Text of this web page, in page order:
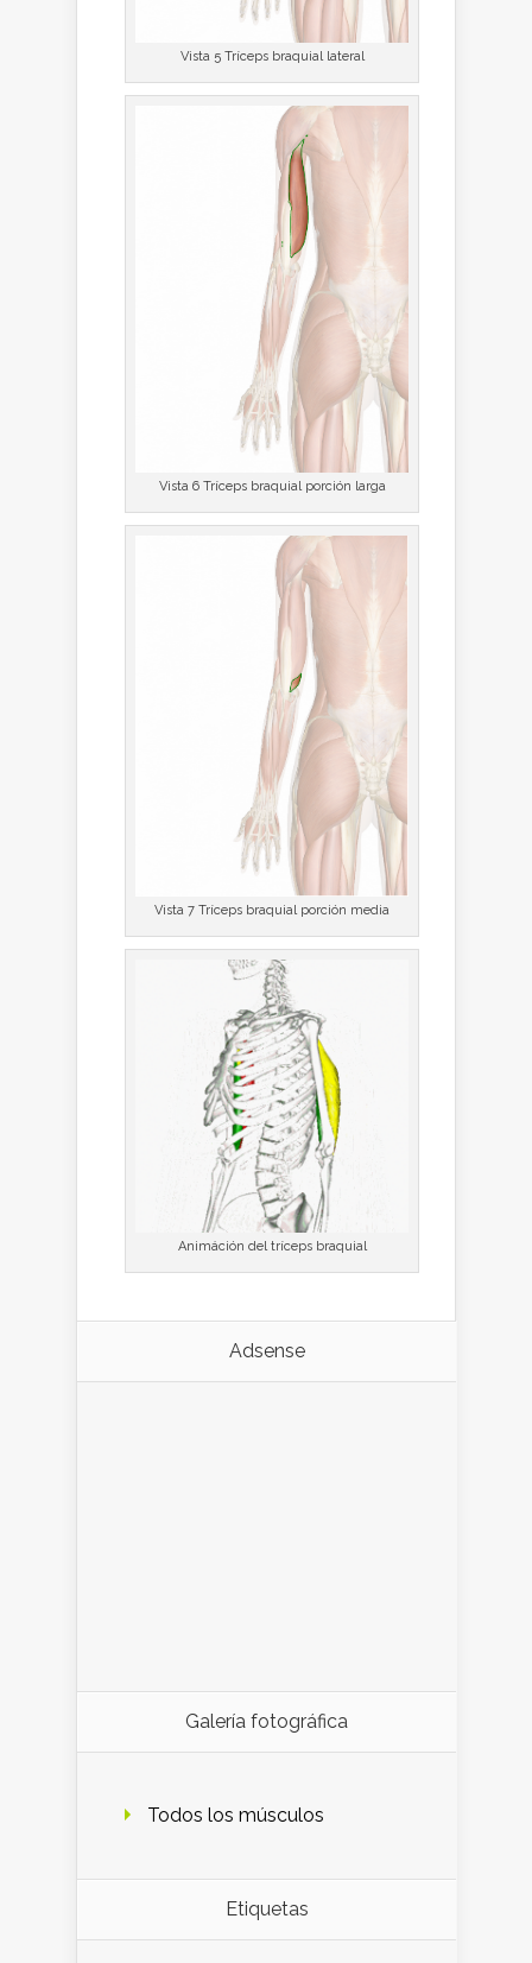
Vista 5 Tríceps braquial lateral
Vista 6 Tríceps braquial porción larga
Vista 7 Tríceps braquial porción media
Animáción del tríceps braquial
Adsense
Galería fotográfica
Todos los músculos
Etiquetas